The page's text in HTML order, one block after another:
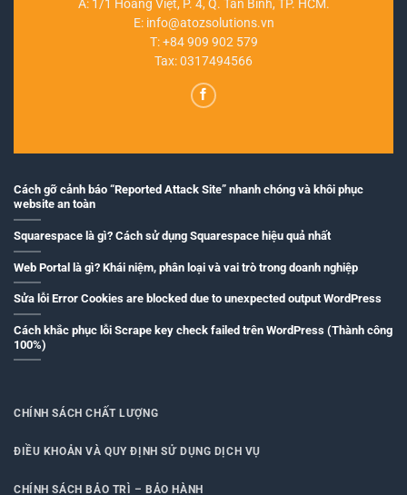
A: 1/1 Hoàng Việt, P. 4, Q. Tân Bình, TP. HCM.
E: info@atozsolutions.vn
T:+84 909 902 579
Tax: 0317494566
Cách gỡ cảnh báo “Reported Attack Site” nhanh chóng và khôi phục
website an toàn
Squarespace là gì? Cách sử dụng Squarespace hiệu quả nhất
Web Portal là gì? Khái niệm, phân loại và vai trò trong doanh nghiệp
Sửa lỗi Error Cookies are blocked due to unexpected output WordPress
Cách khắc phục lỗi Scrape key check failed trên WordPress (Thành công
100%)
CHÍNH SÁCH CHẤT LƯỢNG
ĐIỀU KHOẢN VÀ QUY ĐỊNH SỬ DỤNG DỊCH VỤ
CHÍNH SÁCH BẢO TRÌ – BẢO HÀNH